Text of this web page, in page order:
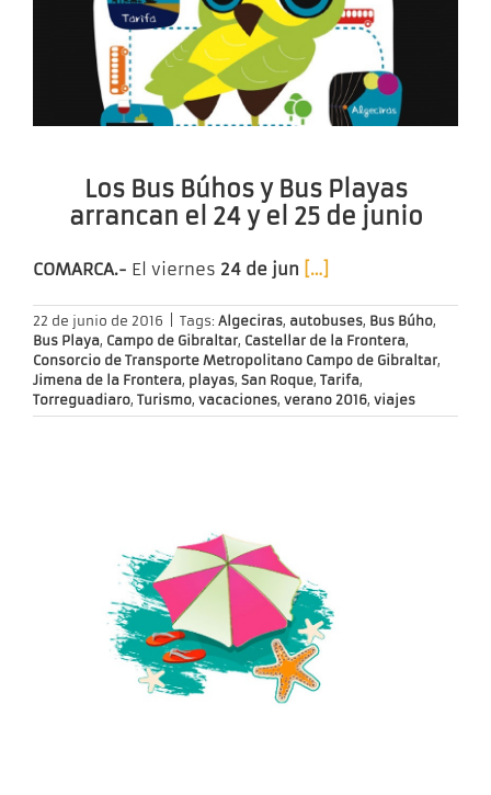
Los Bus Búhos y Bus Playas
arrancan el 24 y el 25 de junio
COMARCA.- El viernes 24 de jun […]
22 de junio de 2016 Tags: Algeciras, autobuses, Bus Búho,
Bus Playa, Campo de Gibraltar, Castellar de la Frontera,
Consorcio de Transporte Metropolitano Campo de Gibraltar,
Jimena de la Frontera, playas, San Roque, Tarifa,
Torreguadiaro, Turismo, vacaciones, verano 2016, viajes